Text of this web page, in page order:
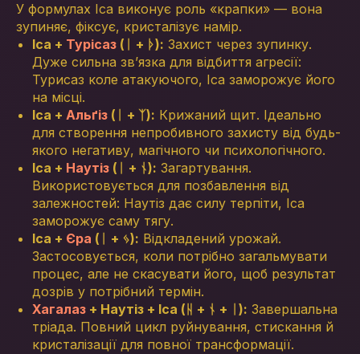
У формулах Іса виконує роль «крапки» — вона
зупиняє, фіксує, кристалізує намір.
Іса + Турісаз (ᛁ + ᚦ): Захист через зупинку.
Дуже сильна зв’язка для відбиття агресії:
Турисаз коле атакуючого, Іса заморожує його
на місці.
Іса + Альґіз (ᛁ + ᛉ): Крижаний щит. Ідеально
для створення непробивного захисту від будь-
якого негативу, магічного чи психологічного.
Іса + Наутіз (ᛁ + ᚾ): Загартування.
Використовується для позбавлення від
залежностей: Наутіз дає силу терпіти, Іса
заморожує саму тягу.
Іса + Єра (ᛁ + ᛃ): Відкладений урожай.
Застосовується, коли потрібно загальмувати
процес, але не скасувати його, щоб результат
дозрів у потрібний термін.
Хагалаз + Наутіз + Іса (ᚺ + ᚾ + ᛁ): Завершальна
тріада. Повний цикл руйнування, стискання й
кристалізації для повної трансформації.